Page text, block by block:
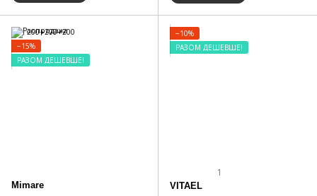
−15%
РАЗОМ ДЕШЕВШЕ!
Mimare
−10%
РАЗОМ ДЕШЕВШЕ!
1
VITAEL